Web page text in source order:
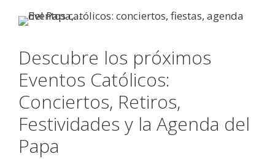
Descubre los próximos
Eventos Católicos:
Conciertos, Retiros,
Festividades y la Agenda del
Papa